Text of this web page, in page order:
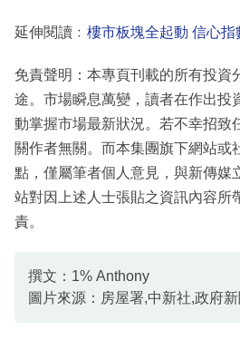
延伸閱讀﹕ 樓市板塊全起動 信心
免責聲明：本專頁刊載的所有投資
途。市場瞬息萬變，讀者在作出投
動掌握市場最新狀況。若不幸招致
關作者無關。而本集團旗下網站或
點，僅屬筆者個人意見，與新傳媒
站對因上述人士張貼之資訊內容所
責。
撰文：1% Anthony
圖片來源：房屋署,中新社,政府